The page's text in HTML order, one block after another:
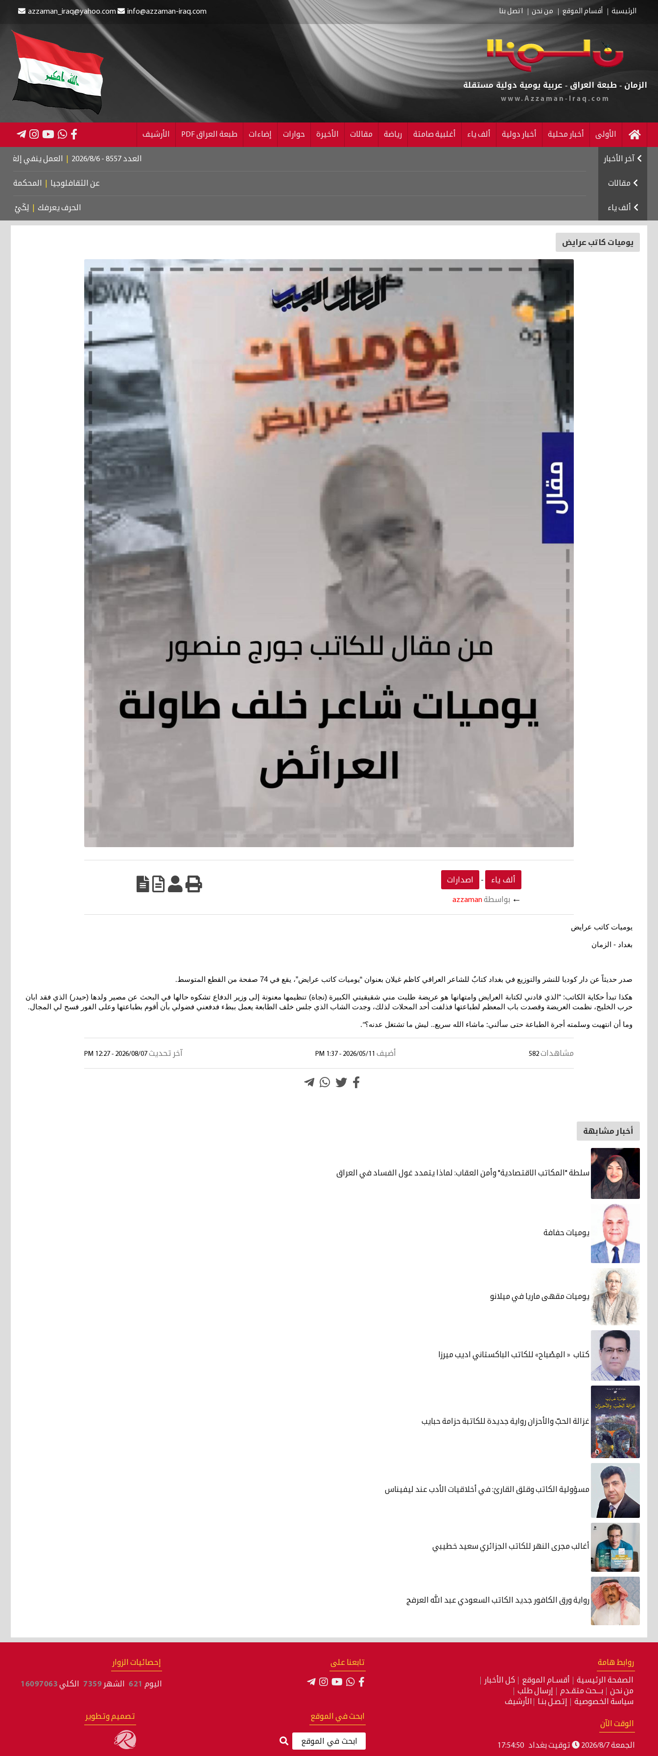
الرئيسية أقسام الموقع من نحن اتصل بنا azzaman_iraq@yahoo.com info@azzaman-iraq.com
الزمان - طبعة العراق - عربية يومية دولية مستقلة
www.Azzaman-Iraq.com
الأولى أخبار محلية أخبار دولية ألف ياء أغلبية صامتة رياضة مقالات الأخيرة حوارات إضاءات طبعة العراق PDF الأرشيف
آخر الأخبار | العمل ينفي إلغاء الإعانة عن
مقالات عن الثقافلوجيا | المحكمة الجنائية
ألف ياء الحرف يعرفك | لِكَيْ أُبَالِغَ فِي
يوميات كاتب عرايض
ألف ياء - اصدارات
← بواسطة azzaman
يوميات كاتب عرايض
بغداد - الزمان
صدر حديثاً عن دار كوديا للنشر والتوزيع في بغداد كتابٌ للشاعر العراقي كاظم غيلان بعنوان “يوميات كاتب عرايض”، يقع في 74 صفحة من القطع المتوسط .
هكذا تبدأ حكاية الكاتب: “الذي قادني لكتابة العرايض وامتهانها هو عريضة طلبت مني شقيقيتي الكبيرة (نجاة) تنظيمها معنونة إلى وزير الدفاع تشكوه حالها في البحث عن مصير ولدها (حيدر) الذي فقد ابان
حرب الخليج، نظمت العريضة وقصدت باب المعظم لطباعتها فذلفت أحد المحلات لذلك، وجدت الشاب الذي جلس خلف الطابعة يعمل ببطء فدفعني فضولي بأن أقوم بطباعتها وعلى الفور فسح لي المجال.
وما أن انتهيت وسلمته أجرة الطباعة حتى سألني: ماشاء الله سريع.. ليش ما تشتغل عدنه؟”.
مشاهدات 582 أضيف 2026/05/11 - 1:37 PM آخر تحديث 2026/08/07 - 12:27 PM
أخبار مشابهة
سلطة "المكاتب الاقتصادية" وأمن العقاب: لماذا يتمدد غول الفساد في العراق
يوميات حفافة
يوميات مقهى ماريا في ميلانو
كتاب « المِصْباح» للكاتب الباكستاني اديب ميرزا
غزالة الحبّ والأحزان رواية جديدة للكاتبة حزامة حبايب
مسؤولية الكاتب وقلق القارئ: في أخلاقيات الأدب عند ليفيناس
أغالب مجرى النهر للكاتب الجزائري سعيد خطيبي
رواية ورق الكافور جديد الكاتب السعودي عبد الله العرفج
روابط هامة
الصفحة الرئيسية أقسـام الموقع
كل الأخبار
من نحن
بـــحث متقـدم
إرسال طلب
سياسة الخصوصية
إتصـل بنـا الأرشيف
تابعنا على إحصائيات الزوار
اليوم 621 الشهر 7359 الكلي 16097063
الوقت الآن
الجمعة 2026/8/7 توقيت بغداد 17:54:51
ابحث في الموقع تصميم وتطوير